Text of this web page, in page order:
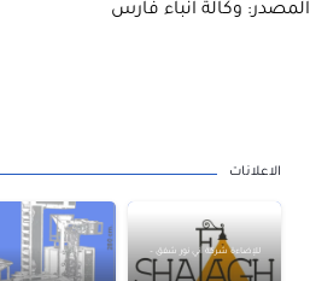
المصدر: وكالة انباء فارس
الاعلانات
للإضاءة شركة آني نور شفق –